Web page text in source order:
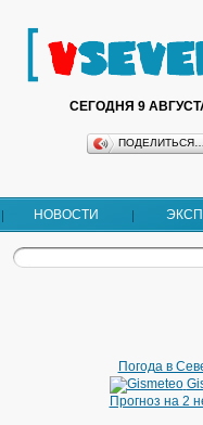
СЕГОДНЯ 9
ПОДЕЛИТЬСЯ…
НОВОСТИ
Погода в
Прогноз на 2